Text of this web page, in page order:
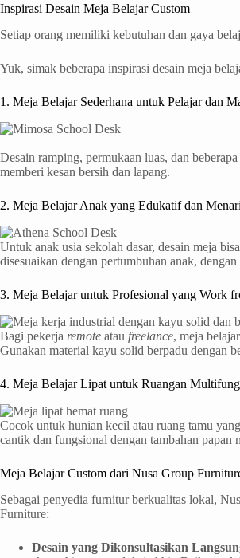
Inspirasi Desain Meja Belajar Custom
Setiap orang memiliki kebutuhan dan gaya
Yuk, simak beberapa inspirasi desain meja
1. Meja Belajar Sederhana untuk Pelajar dan
Desain ramping, permukaan luas, dan
memberi kesan bersih dan lapang.
2. Meja Belajar Anak yang Edukatif dan
Untuk anak usia sekolah dasar, desain meja
disesuaikan dengan pertumbuhan anak,
3. Meja Belajar untuk Profesional yang Work
Bagi pekerja remote atau freelance, meja
Gunakan material kayu solid berpadu dengan
4. Meja Belajar Lipat untuk Ruangan
Cocok untuk hunian kecil atau ruang tamu
cantik dan fungsional dengan tambahan papan
Meja Belajar Custom dari Nusa Group
Sebagai penyedia furnitur berkualitas lokal,
Furniture:
Desain yang Dikonsultasikan